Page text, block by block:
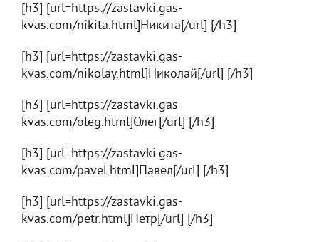
[h3] [url=https://zastavki.gas-
kvas.com/nikita.html]Никита[/url] [/h3]
[h3] [url=https://zastavki.gas-
kvas.com/nikolay.html]Николай[/url] [/h3]
[h3] [url=https://zastavki.gas-
kvas.com/oleg.html]Олег[/url] [/h3]
[h3] [url=https://zastavki.gas-
kvas.com/pavel.html]Павел[/url] [/h3]
[h3] [url=https://zastavki.gas-
kvas.com/petr.html]Петр[/url] [/h3]